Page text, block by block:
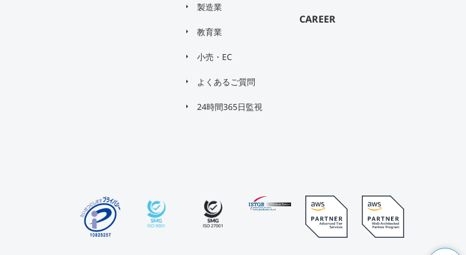
製造業
教育業
小売・EC
よくあるご質問
24時間365日監視
CAREER